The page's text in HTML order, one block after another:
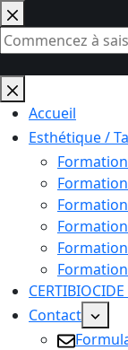
Passer
au
contenu
Aucun
résultatAccueil
Esthétique /
Contact